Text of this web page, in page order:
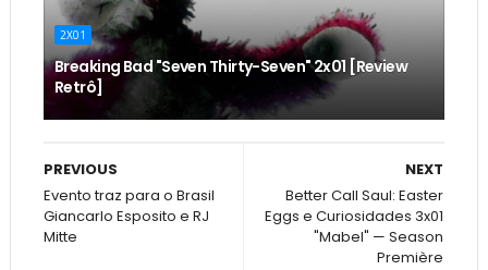
2X01
Breaking Bad "Seven Thirty-Seven" 2x01 [Review
Retrô]
NEXT
Better Call Saul: Easter
Eggs e Curiosidades 3x01
"Mabel" — Season
Première
PREVIOUS
Evento traz para o Brasil
Giancarlo Esposito e RJ
Mitte